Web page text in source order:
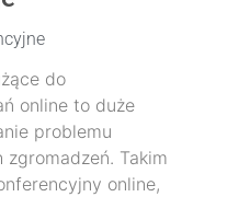
do
online to duże
problemu
Takim
online,